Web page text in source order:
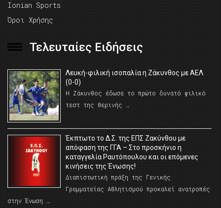
Ionian Sports
Όροι Χρήσης
Τελευταίες Ειδήσεις
Λευκή-φιλική ισοπαλία η Ζάκυνθος με ΑΕΛ
(0-0)
Η Ζάκυνθος έδωσε το πρώτο δυνατό φιλικό
τεστ της θερινής …
Έκπτωτο το Δ.Σ. της ΕΠΣ Ζακύνθου με
απόφαση της ΓΓΑ – Στο προσκήνιο η
καταγγελία Ραυτόπουλου και οι επόμενες
κινήσεις της Ένωσης!
Διαπιστωτική πράξη της Γενικής
Γραμματείας Αθλητισμού προκαλεί ανατροπές
στην Ένωση …